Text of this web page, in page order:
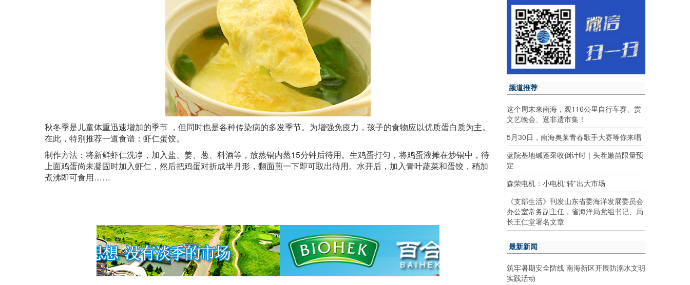
秋冬季是儿童体重迅速增加的季节 ，但同时也是各种传染病的多发季节。为增强免疫力，孩子的食物应以优质蛋白质为主。
在此，特别推荐一道食谱：虾仁蛋饺。
制作方法：将新鲜虾仁洗净，加入盐、姜、葱、料酒等，放蒸锅内蒸15分钟后待用。生鸡蛋打匀，将鸡蛋液摊在炒锅中，待
上面鸡蛋尚未凝固时加入虾仁，然后把鸡蛋对折成半月形，翻面煎一下即可取出待用。水开后，加入青叶蔬菜和蛋饺，稍加
煮沸即可食用……
频道推荐
这个周末来南海，观116公里自行车赛、赏
文艺晚会、逛非遗市集！
5月30日，南海奥莱青春歌手大赛等你来唱
蓝院基地碱蓬采收倒计时｜头茬嫩苗限量预
定
森荣电机：小电机“转”出大市场
《支部生活》刊发山东省委海洋发展委员会
办公室常务副主任，省海洋局党组书记、局
长王仁堂署名文章
最新新闻
筑牢暑期安全防线 南海新区开展防溺水文明
实践活动